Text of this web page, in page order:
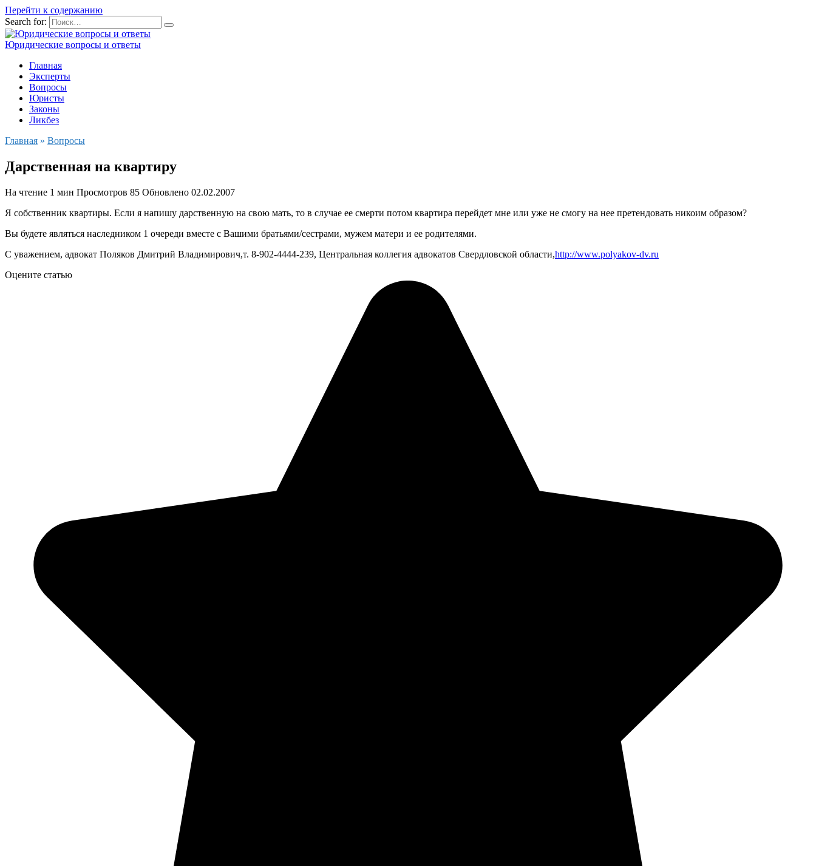
Перейти к содержанию
Search for:
Юридические вопросы и ответы
Главная
Эксперты
Вопросы
Юристы
Законы
Ликбез
Главная » Вопросы
Дарственная на квартиру
На чтение 1 мин Просмотров 85 Обновлено 02.02.2007
Я собственник квартиры. Если я напишу дарственную на свою мать, то в случае ее смерти потом квартира перейдет мне или уже не смогу на нее претендовать никоим образом?
Вы будете являться наследником 1 очереди вместе с Вашими братьями/сестрами, мужем матери и ее родителями.
С уважением, адвокат Поляков Дмитрий Владимирович,т. 8-902-4444-239, Центральная коллегия адвокатов Свердловской области,http://www.polyakov-dv.ru
Оцените статью